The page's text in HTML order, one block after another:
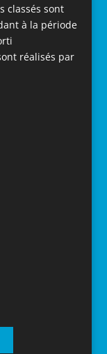
classés sont
à la période
réalisés par